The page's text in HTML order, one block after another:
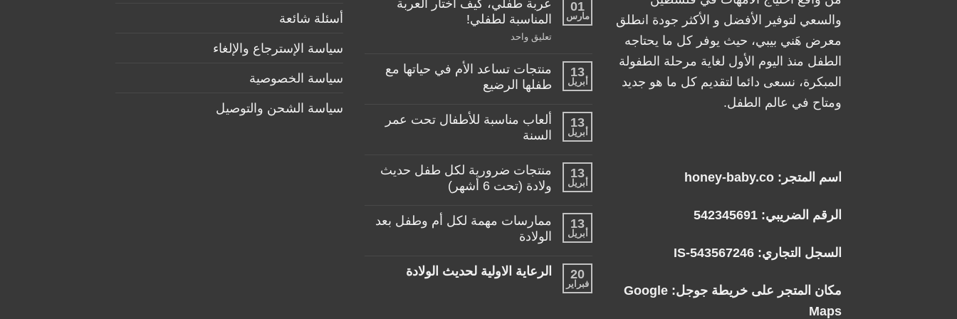
والسعي لتوفير الأفضل و الأكثر جودة انطلق
معرض هَني بيبي، حيث يوفر كل ما يحتاجه
الطفل منذ اليوم الأول لغاية مرحلة الطفولة
المبكرة، نسعى دائما لتقديم كل ما هو جديد
ومتاح في عالم الطفل.
اسم المتجر: honey-baby.co
الرقم الضريبي: 542345691
السجل التجاري: IS-543567246
مكان المتجر على خريطة جوجل: Google
Maps
01
مارس
المناسبة لطفلي!
تعليق واحد
كيف
العربة
13
أبريل
منتجات تساعد الأم في حياتها مع
طفلها الرضيع
توجد
تعليقات
على
منتجات
في
حياتها
مع
الرضيع
13
أبريل
ألعاب مناسبة للأطفال تحت عمر
السنة
تعليقات
على
ألعاب
للأطفال
تحت
عمر
السنة
13
أبريل
منتجات ضرورية لكل طفل حديث
ولادة (تحت 6 أشهر)
توجد
تعليقات
على
منتجات
لكل
طفل
13
أبريل
ممارسات مهمة لكل أم وطفل بعد
الولادة
توجد
تعليقات
20
فبراير
الرعاية الاولية لحديث الولادة
أسئلة شائعة
سياسة الإسترجاع والإلغاء
سياسة الخصوصية
سياسة الشحن والتوصيل